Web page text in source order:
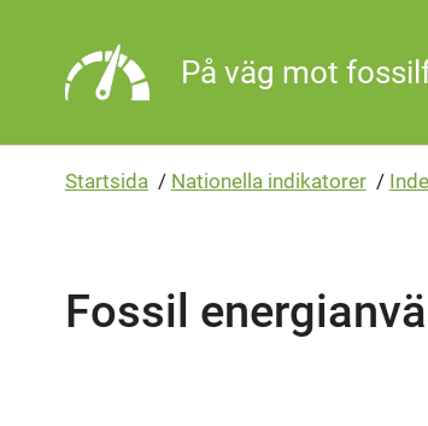
På väg mot
Startsida / Nationella indikatorer /
Fossil